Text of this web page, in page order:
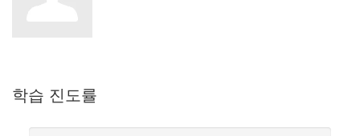
학습 진도률